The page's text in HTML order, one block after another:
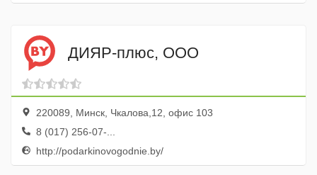
ДИЯР-плюс, ООО
220089, Минск, Чкалова,12, офис 103
8 (017) 256-07-...
http://podarkinovogodnie.by/